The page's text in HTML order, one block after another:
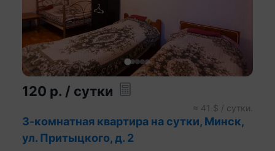
120 р. / сутки
≈ 41 $ / сутки.
3-комнатная квартира на сутки, Минск,
ул. Притыцкого, д. 2